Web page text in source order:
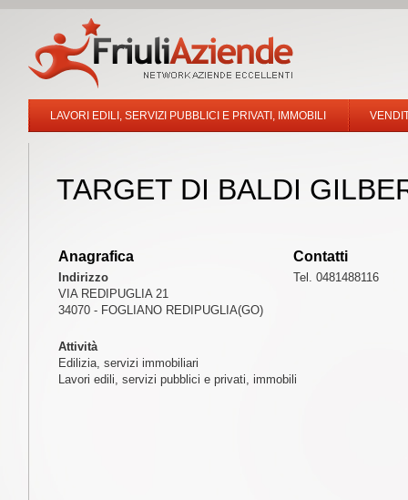
LAVORI EDILI, SERVIZI PUBBLICI E PRIVATI, IMMOBILI
TARGET DI BALDI
Anagrafica
Indirizzo
VIA REDIPUGLIA 21
34070 - FOGLIANO REDIPUGLIA(GO)
Contatti
Tel. 0481488116
Attività
Edilizia, servizi immobiliari
Lavori edili, servizi pubblici e privati, immobili